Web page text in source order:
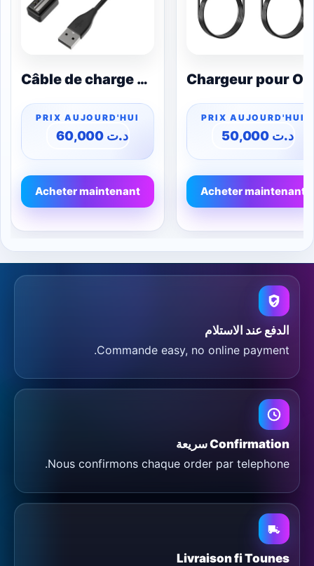
Câble de charge Suunto 9
د.ت 60,000
Acheter maintenant
د.ت 50,000
Acheter maintenant
الدفع عند الاستلام
Commande easy, no online payment.
Confirmation سريعة
Nous confirmons chaque order par telephone.
Livraison fi Tounes